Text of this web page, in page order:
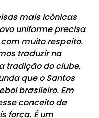
mais icônicas
uniforme precisa
muito respeito.
traduzir na
tradição do clube,
que o Santos
brasileiro. Em
conceito de
força. É um